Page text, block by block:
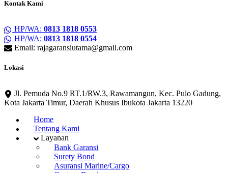
Kontak Kami
HP/WA: 0813 1818 0553
HP/WA: 0813 1818 0554
Email: rajagaransiutama@gmail.com
Lokasi
Jl. Pemuda No.9 RT.1/RW.3, Rawamangun, Kec. Pulo Gadung,
Kota Jakarta Timur, Daerah Khusus Ibukota Jakarta 13220
Home
Tentang Kami
Layanan
Bank Garansi
Surety Bond
Asuransi Marine/Cargo